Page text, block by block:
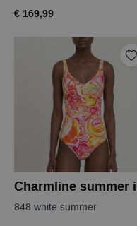
€ 169,99
848 white summer